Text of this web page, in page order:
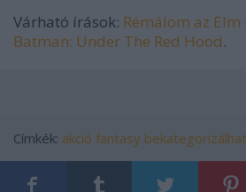
Várható írások: Rémálom az
Batman: Under The Red Hood.
Címkék: akció fantasy